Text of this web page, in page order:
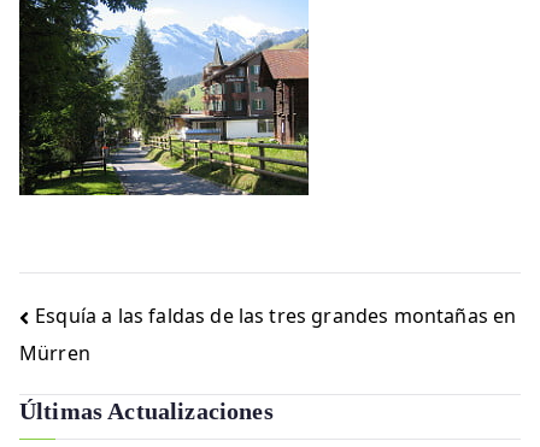
Navegación
de
entradas
Esquía a las faldas de las tres grandes montañas en
Mürren
Últimas Actualizaciones